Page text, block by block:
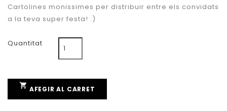
Cartolines monissimes per distribuir entre els convidats
a la teva super festa! :)
Quantitat
 AFEGIR AL CARRET